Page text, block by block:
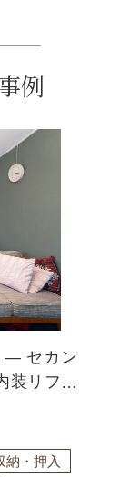
例
― セカン
装リフォ
納・押入